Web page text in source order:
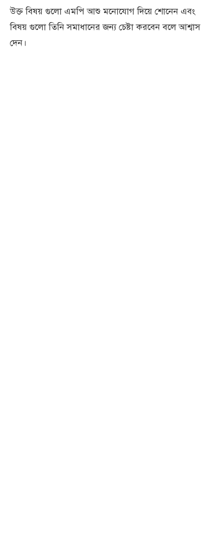
উক্ত বিষয় গুলো এমপি আশু মনোযোগ দিয়ে শোনেন এবং
বিষয় গুলো তিনি সমাধানের জন্য চেষ্টা করবেন বলে আশ্বাস
দেন।